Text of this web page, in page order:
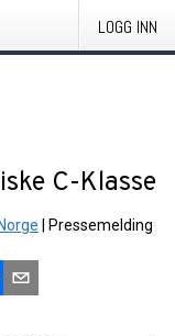
LOGG INN
C-Klasse
Pressemelding